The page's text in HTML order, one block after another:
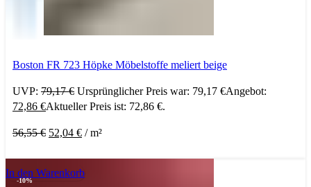
Boston FR 723 Höpke Möbelstoffe meliert beige
UVP: 79,17€ Ursprünglicher Preis war: 79,17 €Angebot:
72,86 €Aktueller Preis ist: 72,86 €.
56,55€ 52,04 € /m²
-10%
In den Warenkorb